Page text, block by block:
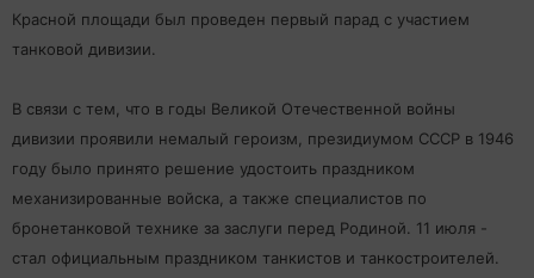
Красной площади был проведен первый парад с участием
танковой дивизии.
В связи с тем, что в годы Великой Отечественной войны
дивизии проявили немалый героизм, президиумом СССР в 1946
году было принято решение удостоить праздником
механизированные войска, а также специалистов по
бронетанковой технике за заслуги перед Родиной. 11 июля -
стал официальным праздником танкистов и танкостроителей.